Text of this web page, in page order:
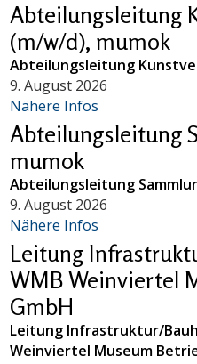
Abteilungsleitung
(m/w/d), mumok
Abteilungsleitung
9. August 2026
Nähere Infos
Abteilungsleitung
mumok
Abteilungsleitung
9. August 2026
Nähere Infos
Leitung
WMB Weinviertel
GmbH
Leitung Infrastruktur/
Weinviertel Museum